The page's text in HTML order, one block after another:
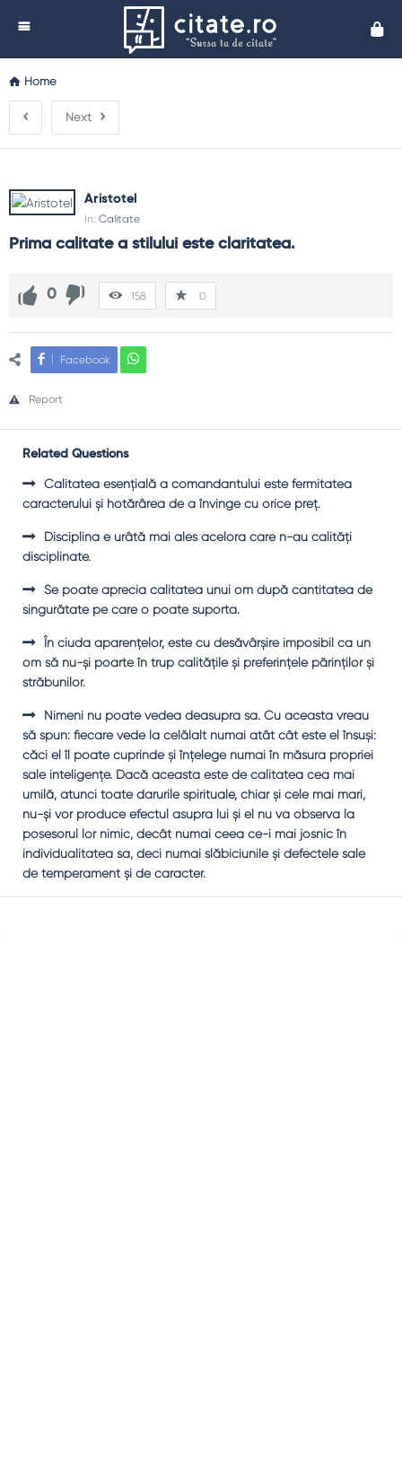
Home
Next
Aristotel
In: Calitate
Prima calitate a stilului este claritatea.
0 158 0
Facebook
Report
Related Questions
Calitatea esenţială a comandantului este fermitatea
caracterului şi hotărârea de a învinge cu orice preţ.
Disciplina e urâtă mai ales acelora care n-au calităţi
disciplinate.
Se poate aprecia calitatea unui om după cantitatea de
singurătate pe care o poate suporta.
În ciuda aparenţelor, este cu desăvârşire imposibil ca un
om să nu-şi poarte în trup calităţile şi preferinţele părinţilor şi
străbunilor.
Nimeni nu poate vedea deasupra sa. Cu aceasta vreau
să spun: fiecare vede la celălalt numai atât cât este el însuşi:
căci el îl poate cuprinde şi înţelege numai în măsura propriei
sale inteligenţe. Dacă aceasta este de calitatea cea mai
umilă, atunci toate darurile spirituale, chiar şi cele mai mari,
nu-şi vor produce efectul asupra lui şi el nu va observa la
posesorul lor nimic, decât numai ceea ce-i mai josnic în
individualitatea sa, deci numai slăbiciunile şi defectele sale
de temperament şi de caracter.